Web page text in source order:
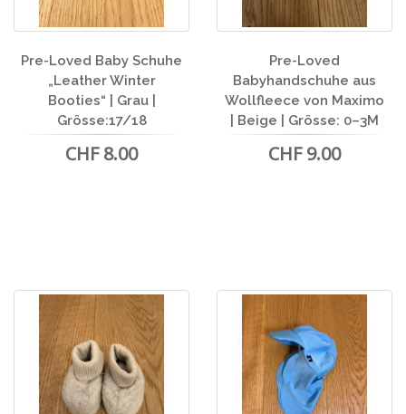
Pre-Loved Baby Schuhe
„Leather Winter
Booties“ | Grau |
Grösse:17/18
CHF 8.00
Pre-Loved
Babyhandschuhe aus
Wollfleece von Maximo
| Beige | Grösse: 0–3M
CHF 9.00